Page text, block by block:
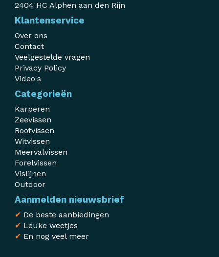
2404 HC Alphen aan den Rijn
Klantenservice
Over ons
Contact
Veelgestelde vragen
Privacy Policy
Video's
Categorieën
Karperen
Zeevissen
Roofvissen
Witvissen
Meervalvissen
Forelvissen
Vislijnen
Outdoor
Aanmelden nieuwsbrief
✔ De beste aanbiedingen
✔ Leuke weetjes
✔ En nog veel meer